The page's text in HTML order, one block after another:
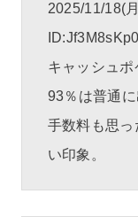
2025/11/18(
ID:Jf3M8sKp0
キャッシュ
93％は普通に
手数料も思
い印象。